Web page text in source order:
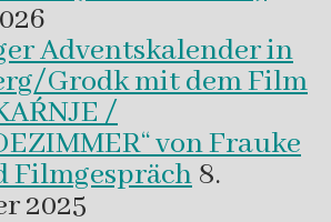
Adventskalender in
Grodk mit dem Film
/
von Frauke
Filmgespräch 8.
2025